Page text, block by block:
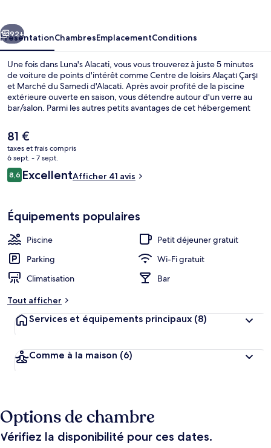
Suivant
92+
PrésentationChambresEmplacementConditions
Une fois dans Luna's Alacati, vous vous trouverez à juste 5 minutes
de voiture de points d'intérêt comme Centre de loisirs Alaçatı Çarşı
et Marché du Samedi d'Alacati. Après avoir profité de la piscine
extérieure ouverte en saison, vous détendre autour d'un verre au
bar/salon. Parmi les autres petits avantages de cet hébergement
Le
prix
actuel
est
de
81 €
taxes et frais compris
6 sept. - 7 sept.
Avis
voyageurs
8,68,6 sur 10
ExcellentAfficher 41 avis
Équipements populaires
Piscine
Petit déjeuner gratuit
Parking
Wi-Fi gratuit
Climatisation
Bar
Tout afficher
Services et équipements principaux (8)
Comme à la maison (6)
Options de chambre
Vérifiez la disponibilité pour ces dates.